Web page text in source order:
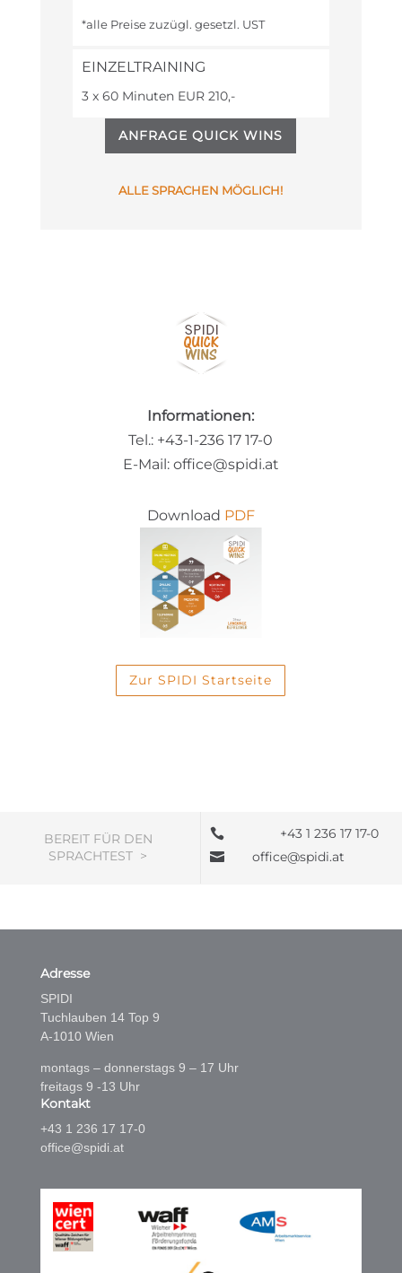
*alle Preise zuzügl. gesetzl. UST
EINZELTRAINING
3 x 60 Minuten EUR 210,-
ANFRAGE QUICK WINS
ALLE SPRACHEN MÖGLICH!
Informationen:
Tel.: +43-1-236 17 17-0
E-Mail: office@spidi.at
Download PDF
Zur SPIDI Startseite
BEREIT FÜR DEN
SPRACHTEST >
 +43 1 236 17 17-0
 office@spidi.at
Adresse
SPIDI
Tuchlauben 14 Top 9
A-1010 Wien
montags – donnerstags 9 – 17 Uhr
freitags 9 -13 Uhr
Kontakt
+43 1 236 17 17-0
office@spidi.at